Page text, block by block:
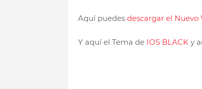
Aquí puedes descargar el Nuevo
Y aquí el Tema deIOS BLACKy